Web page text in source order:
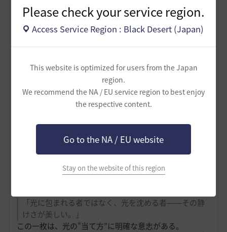
Please check your service region.
Access Service Region : Black Desert (Japan)
This website is optimized for users from the Japan
region.
We recommend the NA / EU service region to best enjoy
the respective content.
Go to the NA / EU website
Stay on the website of this region
― 評価 ―
大理石の壁に差す光、その中に静かに佇む一人の女性。
金属のような甲冑が光を受け、冷たくも神聖な輝きを放
っている。彼女の表情はわずかに伏し目がちで、まるで
「光に包まれる者ではなく、光を沈める者――その静
けさが美しい。」
この一枚は、光の“当て方”に明確な意志がある。